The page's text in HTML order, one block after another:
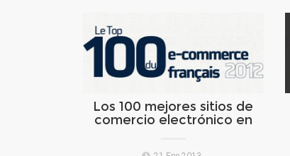
Los 100 mejores sitios de
comercio electrónico en